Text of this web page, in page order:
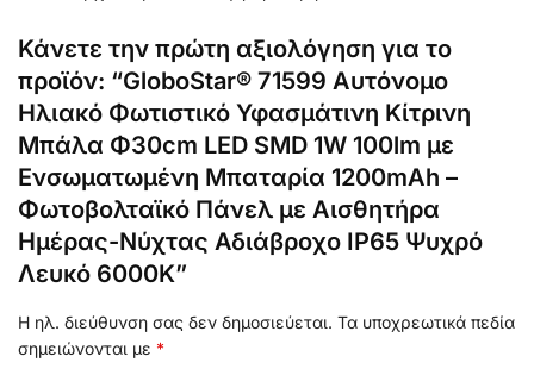
Κάνετε την πρώτη αξιολόγηση για το
προϊόν: “GloboStar® 71599 Αυτόνομο
Ηλιακό Φωτιστικό Υφασμάτινη Κίτρινη
Μπάλα Φ30cm LED SMD 1W 100lm με
Ενσωματωμένη Μπαταρία 1200mAh –
Φωτοβολταϊκό Πάνελ με Αισθητήρα
Ημέρας-Νύχτας Αδιάβροχο IP65 Ψυχρό
Λευκό 6000K”
Η ηλ. διεύθυνση σας δεν δημοσιεύεται. Τα υποχρεωτικά πεδία
σημειώνονται με *